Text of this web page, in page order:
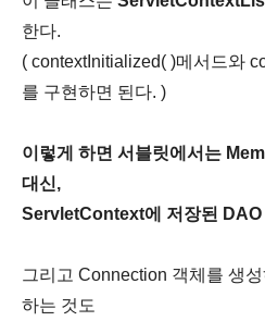
한다.
( contextInitialized( )메서드와
를 구현하면 된다. )
이렇게 하면 서블릿에서는
대신,
ServletContext에 저장된 DAO
그리고 Connection 객체를 생
하는 것도